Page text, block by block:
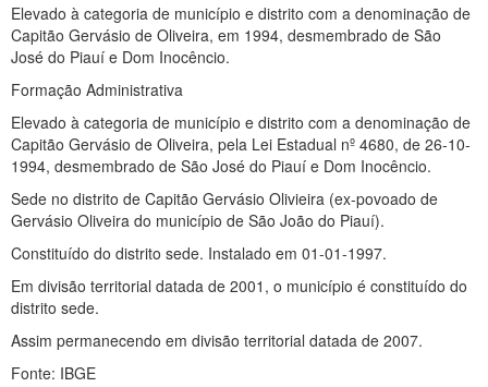
Elevado à categoria de município e distrito com a denominação de
Capitão Gervásio de Oliveira, em 1994, desmembrado de São
José do Piauí e Dom Inocêncio.
Formação Administrativa
Elevado à categoria de município e distrito com a denominação de
Capitão Gervásio de Oliveira, pela Lei Estadual nº 4680, de 26-10-
1994, desmembrado de São José do Piauí e Dom Inocêncio.
Sede no distrito de Capitão Gervásio Olivieira (ex-povoado de
Gervásio Oliveira do município de São João do Piauí).
Constituído do distrito sede. Instalado em 01-01-1997.
Em divisão territorial datada de 2001, o município é constituído do
distrito sede.
Assim permanecendo em divisão territorial datada de 2007.
Fonte: IBGE